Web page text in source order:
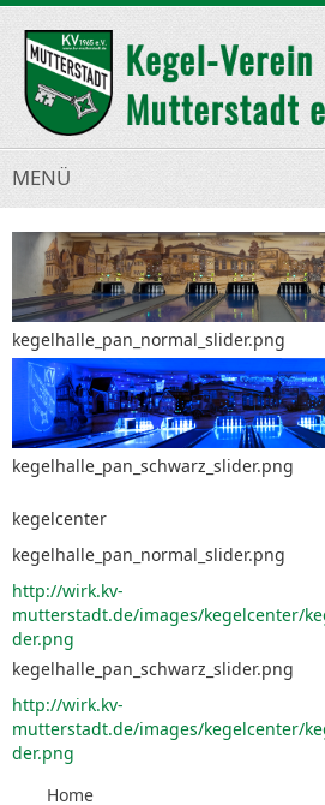
MENÜ
kegelhalle_pan_normal_slider.png
kegelhalle_pan_schwarz_slider.png
kegelcenter
kegelhalle_pan_normal_slider.png
http://wirk.kv-
mutterstadt.de/images/kegelcenter/
der.png
kegelhalle_pan_schwarz_slider.png
http://wirk.kv-
mutterstadt.de/images/kegelcenter/
der.png
Home